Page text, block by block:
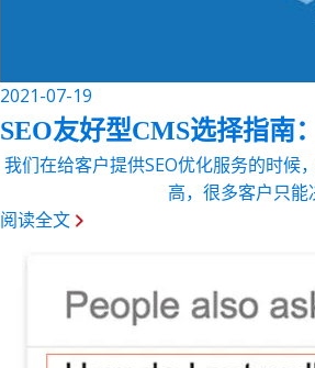
2021-07-19
SEO友好型CMS选择指南
我们在给客户提供SEO优化服务的时候
高，很多客户只能
阅读全文